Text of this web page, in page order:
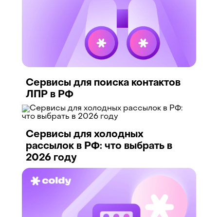
Сервисы для поиска контактов
ЛПР в РФ
Сервисы для холодных
рассылок в РФ: что выбрать в
2026 году